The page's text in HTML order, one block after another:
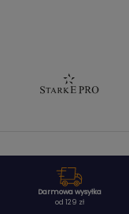
Darmowa wysyłka
od 129 zł